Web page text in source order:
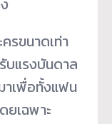
รขนาดเท่า
บแรงบันดาล
าเพื่อทั้งแฟน
ยเฉพาะ